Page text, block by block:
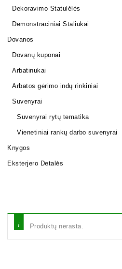
Produktų nerasta.
Dekoravimo Statulėlės
Demonstraciniai Staliukai
Dovanos
Dovanų kuponai
Arbatinukai
Arbatos gėrimo indų rinkiniai
Suvenyrai
Suvenyrai rytų tematika
Vienetiniai rankų darbo suvenyrai
Knygos
Eksterjero Detalės